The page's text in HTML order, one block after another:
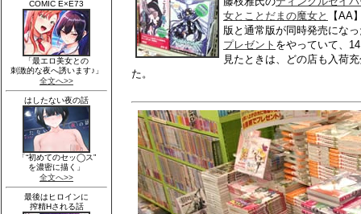
女とことだまの魔女と
【AA
版と通常版が同時発売にな
プレゼント をやっていて、
見たときは、どの店も入荷
た。